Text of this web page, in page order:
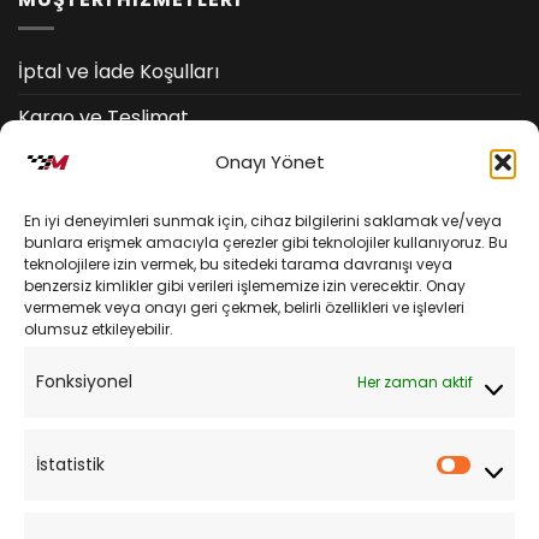
Onayı Yönet
En iyi deneyimleri sunmak için, cihaz bilgilerini saklamak ve/veya
bunlara erişmek amacıyla çerezler gibi teknolojiler kullanıyoruz. Bu
teknolojilere izin vermek, bu sitedeki tarama davranışı veya
benzersiz kimlikler gibi verileri işlememize izin verecektir. Onay
vermemek veya onayı geri çekmek, belirli özellikleri ve işlevleri
olumsuz etkileyebilir.
Fonksiyonel Her zaman aktif
İstatistik
İptal ve İade Koşulları
Kargo ve Teslimat
Kişisel Verilerin Korunması
Mesafeli Satış Sözleşmesi
YARDIM
Sipariş Takibi